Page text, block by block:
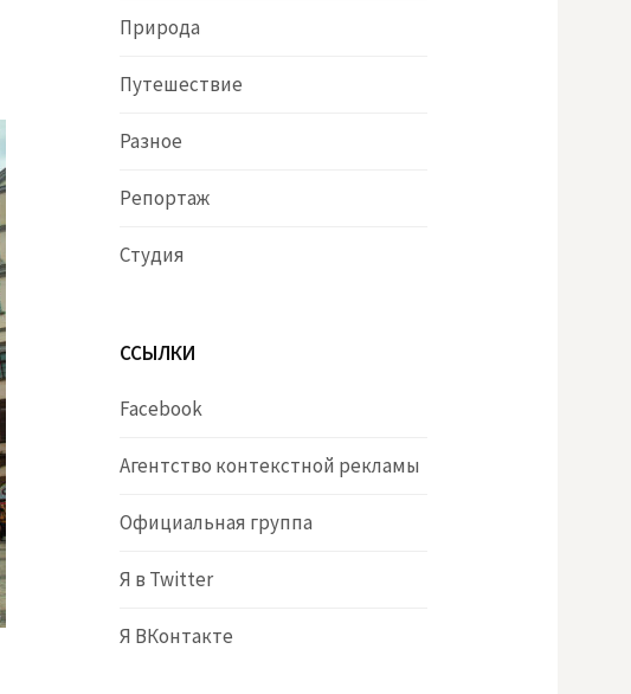
Природа
Путешествие
Разное
Репортаж
Студия
ССЫЛКИ
Facebook
Агентство контекстной рекламы
Официальная группа
Я в Twitter
Я ВКонтакте